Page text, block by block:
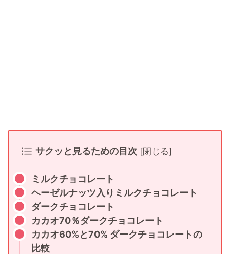
サクッと見るための目次 [閉じる]
ミルクチョコレート
ヘーゼルナッツ入りミルクチョコレート
ダークチョコレート
カカオ70％ダークチョコレート
カカオ60%と70% ダークチョコレートの
比較